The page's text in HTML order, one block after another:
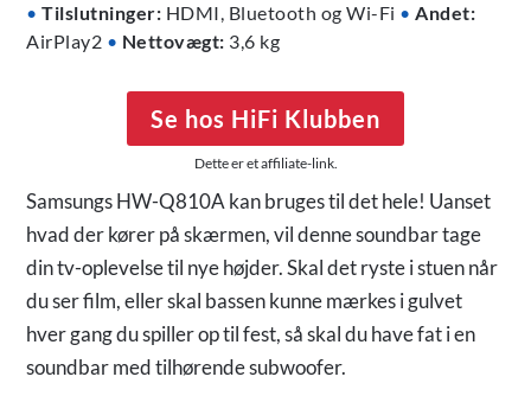
•Tilslutninger: HDMI, Bluetooth og Wi-Fi •Andet:
AirPlay2 • Nettovægt: 3,6 kg
Se hos HiFi Klubben
Dette er et affiliate-link.
Samsungs HW-Q810A kan bruges til det hele! Uanset
hvad der kører på skærmen, vil denne soundbar tage
din tv-oplevelse til nye højder. Skal det ryste i stuen når
du ser film, eller skal bassen kunne mærkes i gulvet
hver gang du spiller op til fest, så skal du have fat i en
soundbar med tilhørende subwoofer.